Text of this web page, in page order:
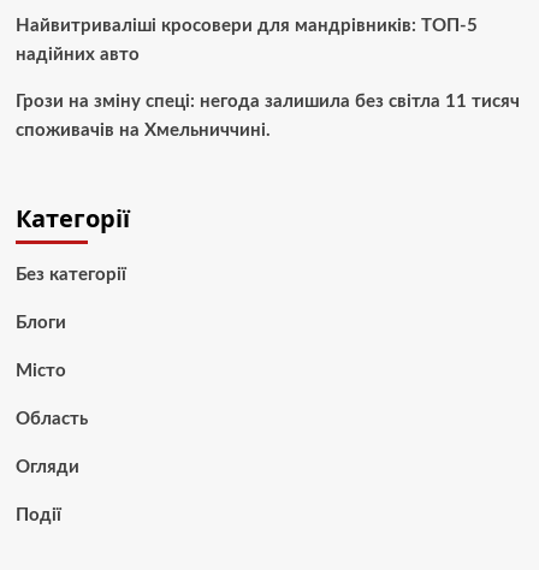
Найвитриваліші кросовери для мандрівників: ТОП-5
надійних авто
Грози на зміну спеці: негода залишила без світла 11 тисяч
споживачів на Хмельниччині.
Категорії
Без категорії
Блоги
Місто
Область
Огляди
Події